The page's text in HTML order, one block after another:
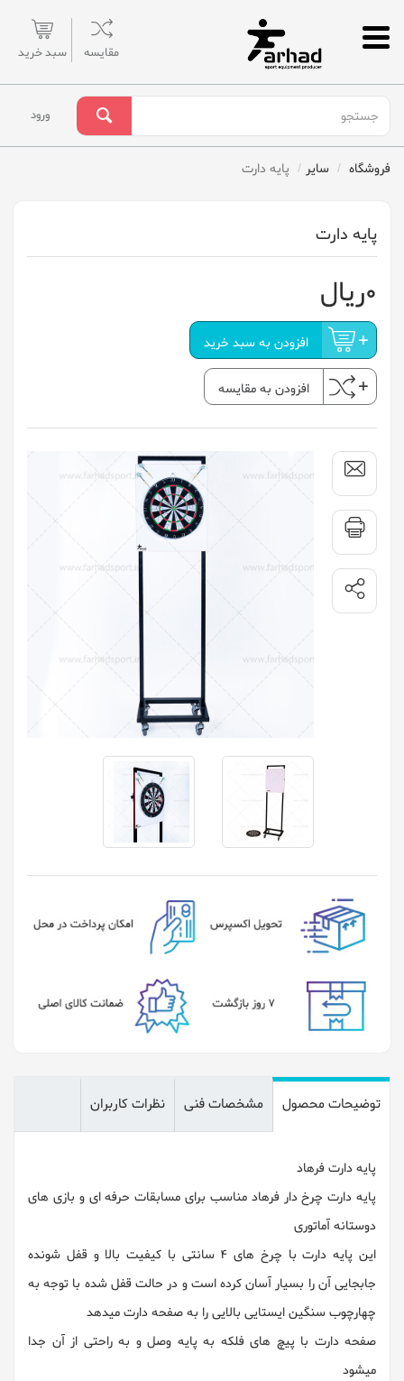
مقایسه سبد خرید
ورود
فروشگاه سایر پایه دارت
پایه دارت
0ریال
افزودن به سبد خرید
افزودن به مقایسه
توضیحات محصول مشخصات فنی نظرات کاربران
پایه دارت فرهاد
پایه دارت چرخ دار فرهاد مناسب برای مسابقات حرفه ای و بازی های
دوستانه آماتوری
این پایه دارت با چرخ های 4 سانتی با کیفیت بالا و قفل شونده
جابجایی آن را بسیار آسان کرده است و در حالت قفل شده با توجه به
چهارچوب سنگین ایستایی بالایی را به صفحه دارت میدهد
صفحه دارت با پیچ های فلکه به پایه وصل و به راحتی از آن جدا
میشود